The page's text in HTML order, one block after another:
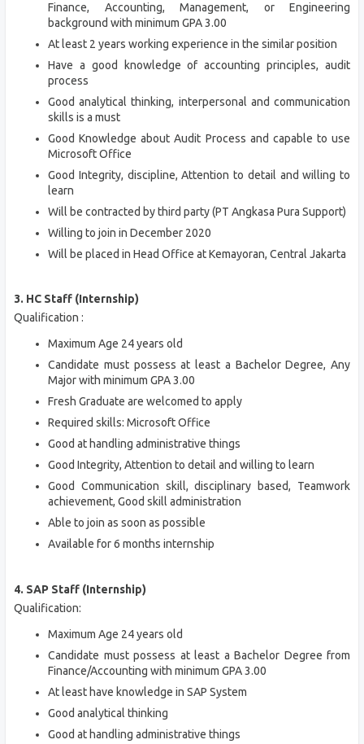
Finance, Accounting, Management, or Engineering
background with minimum GPA 3.00
At least 2 years working experience in the similar position
Have a good knowledge of accounting principles, audit
process
Good analytical thinking, interpersonal and communication
skills is a must
Good Knowledge about Audit Process and capable to use
Microsoft Office
Good Integrity, discipline, Attention to detail and willing to
learn
Will be contracted by third party (PT Angkasa Pura Support)
Willing to join in December 2020
Will be placed in Head Office at Kemayoran, Central Jakarta
3. HC Staff (Internship)
Qualification :
Maximum Age 24 years old
Candidate must possess at least a Bachelor Degree, Any
Major with minimum GPA 3.00
Fresh Graduate are welcomed to apply
Required skills: Microsoft Office
Good at handling administrative things
Good Integrity, Attention to detail and willing to learn
Good Communication skill, disciplinary based, Teamwork
achievement, Good skill administration
Able to join as soon as possible
Available for 6 months internship
4. SAP Staff (Internship)
Qualification:
Maximum Age 24 years old
Candidate must possess at least a Bachelor Degree from
Finance/Accounting with minimum GPA 3.00
At least have knowledge in SAP System
Good analytical thinking
Good at handling administrative things